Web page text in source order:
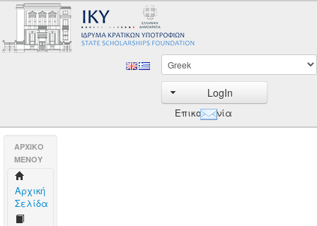
LogIn
Επικοινωνία
AΡΧΙΚΟ
ΜΕΝΟΥ
Aρχική
Σελίδα